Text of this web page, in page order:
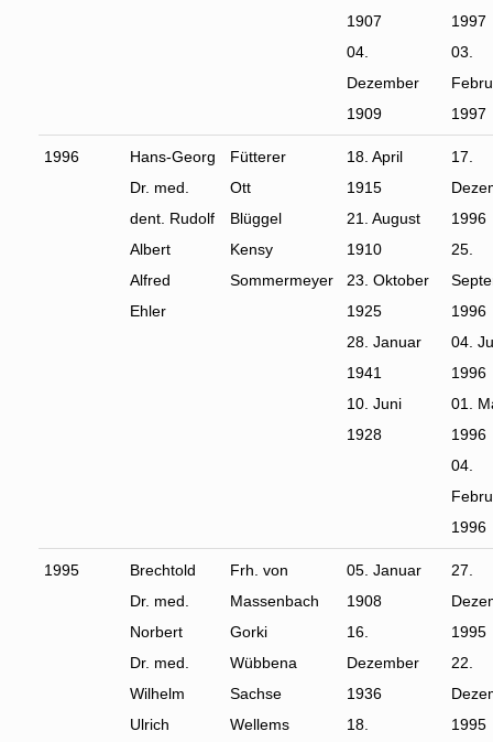
1907
04.
Dezember
1909
1997
03.
1997
1996
Hans-Georg
Dr. med.
dent. Rudolf
Albert
Alfred
Ehler
Fütterer
Ott
Blüggel
Kensy
Sommermeyer
18. April
1915
21. August
1910
23. Oktober
1925
28. Januar
1941
10. Juni
1928
17.
1996
25.
1996
04.
1996
01.
1996
04.
1996
1995
Brechtold
Dr. med.
Norbert
Dr. med.
Wilhelm
Ulrich
Frh. von
Massenbach
Gorki
Wübbena
Sachse
Wellems
05. Januar
1908
16.
Dezember
1936
18.
27.
1995
22.
1995